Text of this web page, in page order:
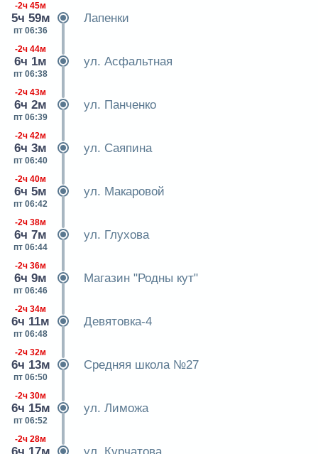
-2ч 45м
5ч 59м
пт 06:36
Лапенки
-2ч 44м
6ч 1м
пт 06:38
ул. Асфальтная
-2ч 43м
6ч 2м
пт 06:39
ул. Панченко
-2ч 42м
6ч 3м
пт 06:40
ул. Саяпина
-2ч 40м
6ч 5м
пт 06:42
ул. Макаровой
-2ч 38м
6ч 7м
пт 06:44
ул. Глухова
-2ч 36м
6ч 9м
пт 06:46
Магазин "Родны кут"
-2ч 34м
6ч 11м
пт 06:48
Девятовка-4
-2ч 32м
6ч 13м
пт 06:50
Средняя школа №27
-2ч 30м
6ч 15м
пт 06:52
ул. Лиможа
-2ч 28м